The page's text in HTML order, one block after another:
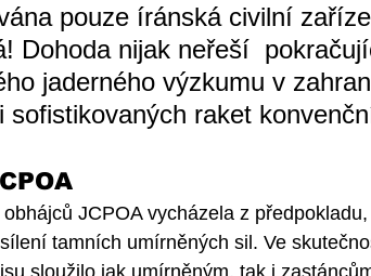
pouze íránská civilní
Dohoda nijak neřeší
jaderného výzkumu v
sofistikovaných raket
JCPOA vycházela z
tamních umírněných sil. Ve
sloužilo jak umírněným, tak i